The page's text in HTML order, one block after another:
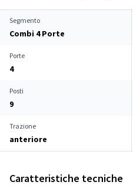
Segmento
Combi 4 Porte
Porte
4
Posti
9
Trazione
anteriore
Caratteristiche tecniche